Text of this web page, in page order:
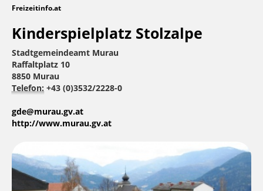
Freizeitinfo.at
Kinderspielplatz Stolzalpe
Stadtgemeindeamt Murau
Raffaltplatz 10
8850 Murau
Telefon: +43 (0)3532/2228-0
gde@murau.gv.at
http://www.murau.gv.at